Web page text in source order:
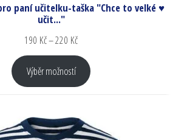
paní učitelku-taška "Chce to velké ♥
učit..."
190 Kč–220 Kč
Výběr možností